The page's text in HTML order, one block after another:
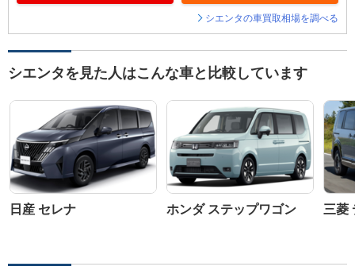
シエンタの車買取相場を調べる
シエンタを見た人はこんな車と比較しています
日産 セレナ ホンダ ステップワゴン 三菱